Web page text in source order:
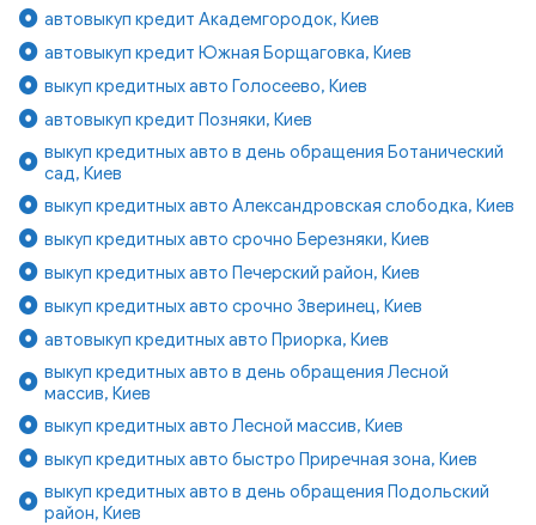
автовыкуп кредит Академгородок, Киев
автовыкуп кредит Южная Борщаговка, Киев
выкуп кредитных авто Голосеево, Киев
автовыкуп кредит Позняки, Киев
выкуп кредитных авто в день обращения Ботанический
сад, Киев
выкуп кредитных авто Александровская слободка, Киев
выкуп кредитных авто срочно Березняки, Киев
выкуп кредитных авто Печерский район, Киев
выкуп кредитных авто срочно Зверинец, Киев
автовыкуп кредитных авто Приорка, Киев
выкуп кредитных авто в день обращения Лесной
массив, Киев
выкуп кредитных авто Лесной массив, Киев
выкуп кредитных авто быстро Приречная зона, Киев
выкуп кредитных авто в день обращения Подольский
район, Киев